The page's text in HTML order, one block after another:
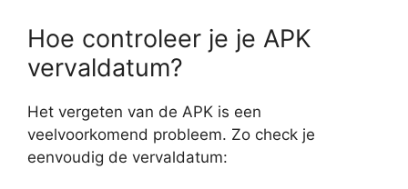
Hoe controleer je je APK
vervaldatum?
Het vergeten van de APK is een
veelvoorkomend probleem. Zo check je
eenvoudig de vervaldatum: